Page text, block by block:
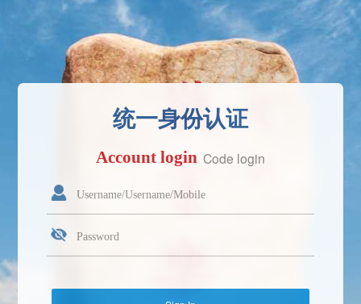
统一身份认证
Account login Code login